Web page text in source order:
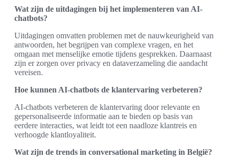
Wat zijn de uitdagingen bij het implementeren van AI-
chatbots?
Uitdagingen omvatten problemen met de nauwkeurigheid van
antwoorden, het begrijpen van complexe vragen, en het
omgaan met menselijke emotie tijdens gesprekken. Daarnaast
zijn er zorgen over privacy en dataverzameling die aandacht
vereisen.
Hoe kunnen AI-chatbots de klantervaring verbeteren?
AI-chatbots verbeteren de klantervaring door relevante en
gepersonaliseerde informatie aan te bieden op basis van
eerdere interacties, wat leidt tot een naadloze klantreis en
verhoogde klantloyaliteit.
Wat zijn de trends in conversational marketing in België?